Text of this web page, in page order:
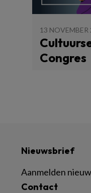
13 NOVEMBER
Congres
Nieuwsbrief
Aanmelden
Contact